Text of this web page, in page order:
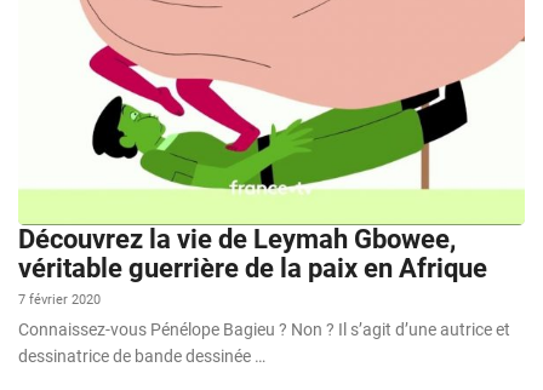
Découvrez la vie de Leymah Gbowee,
véritable guerrière de la paix en Afrique
7 février 2020
Connaissez-vous Pénélope Bagieu ? Non ? Il s’agit d’une autrice et
dessinatrice de bande dessinée …